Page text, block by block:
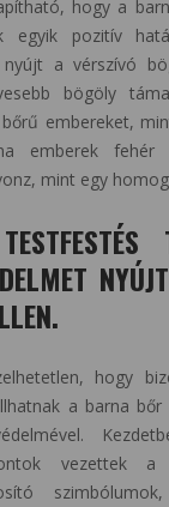
hogy a
egyik pozitív
a vérszívó
bögöly
embereket,
emberek fehér
mint egy
hogy
a barna bőr
vezettek a